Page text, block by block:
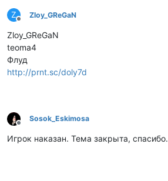
Z
Не в сети
Zloy_GReGaN
Zloy_GReGaN
teoma4
Флуд
http://prnt.sc/doly7d
Не в сети
Sosok_Eskimosa
Игрок наказан. Тема закрыта, спасибо.